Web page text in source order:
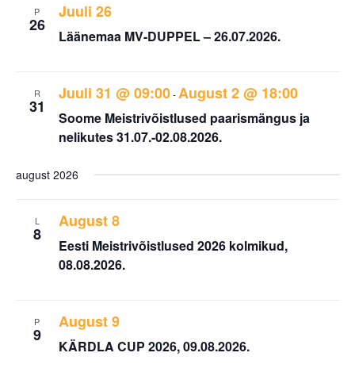
P
26
Juuli 26
Läänemaa MV-DUPPEL – 26.07.2026.
R
31
Juuli 31 @ 09:00-August 2 @ 18:00
Soome Meistrivõistlused paarismängus ja
nelikutes 31.07.-02.08.2026.
august 2026
L
8
August 8
Eesti Meistrivõistlused 2026 kolmikud,
08.08.2026.
P
9
August 9
KÄRDLA CUP 2026, 09.08.2026.